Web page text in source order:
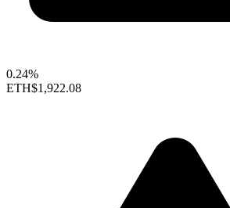
0.24%
ETH$1,922.08